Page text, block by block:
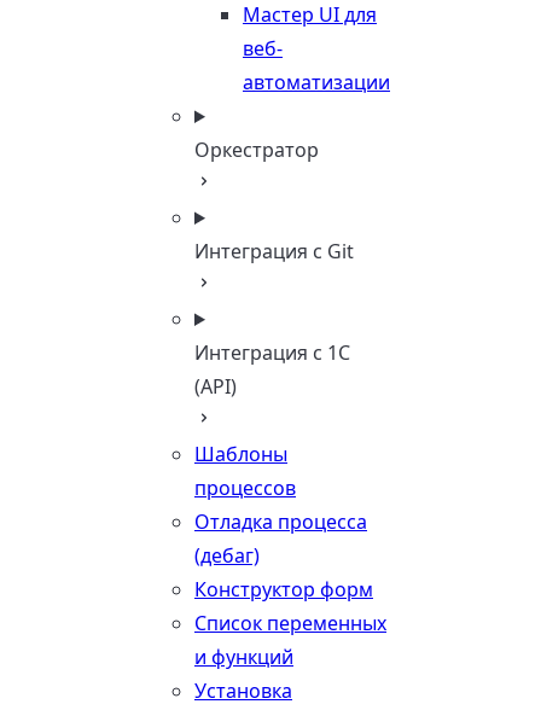
Мастер UI для
веб-
автоматизации
Оркестратор
Интеграция с Git
Интеграция с 1С
(API)
Шаблоны
процессов
Отладка процесса
(дебаг)
Конструктор форм
Список переменных
и функций
Установка